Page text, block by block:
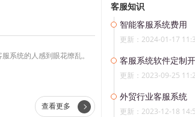
系统的人感到眼花缭乱。
查看更多
客服知识
智能客服系统费用
更新：2024-01-17
客服系统软件定制
更新：2023-09-25
外贸行业客服系统
更新：2023-12-18